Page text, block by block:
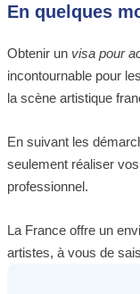
En quelques
Obtenir un visa pour
incontournable pour
la scène artistique
En suivant les
seulement réaliser
professionnel.
La France offre un
artistes, à vous de